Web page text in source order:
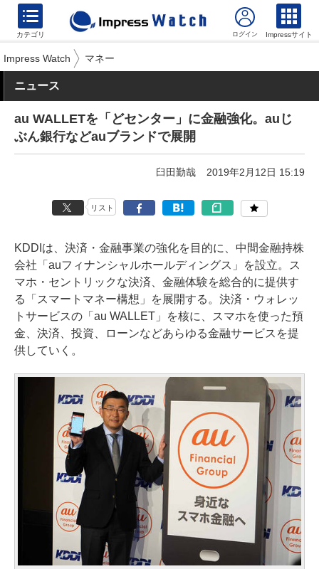
カテゴリ Impressサイト
Impress Watch マネー
ニュース
au WALLETを「どセンター」に金融強化。auじ
ぶん銀行などauブランドで展開
臼田勤哉 2019年2月12日 15:19
リスト
KDDIは、決済・金融事業の強化を目的に、中間金融持株
会社「auフィナンシャルホールディングス」を設立。ス
マホ・セントリックな決済、金融体験を総合的に提供す
る「スマートマネー構想」を展開する。決済・ウォレッ
トサービスの「au WALLET」を核に、スマホを使った預
金、決済、投資、ローンなどあらゆる金融サービスを提
供していく。